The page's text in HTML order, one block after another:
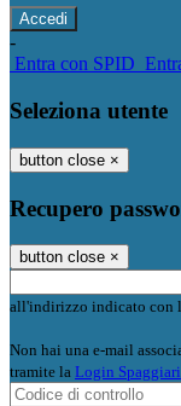
-
Entra con SPID
Seleziona utente
button close ×
Recupero
button close ×
all'indirizzo indicato con
Non hai una e-mail
tramite la Login Spaggiari